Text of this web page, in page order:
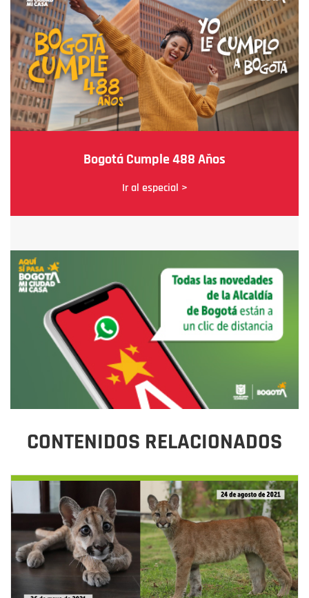
Bogotá Cumple 488 Años
Ir al especial >
CONTENIDOS RELACIONADOS